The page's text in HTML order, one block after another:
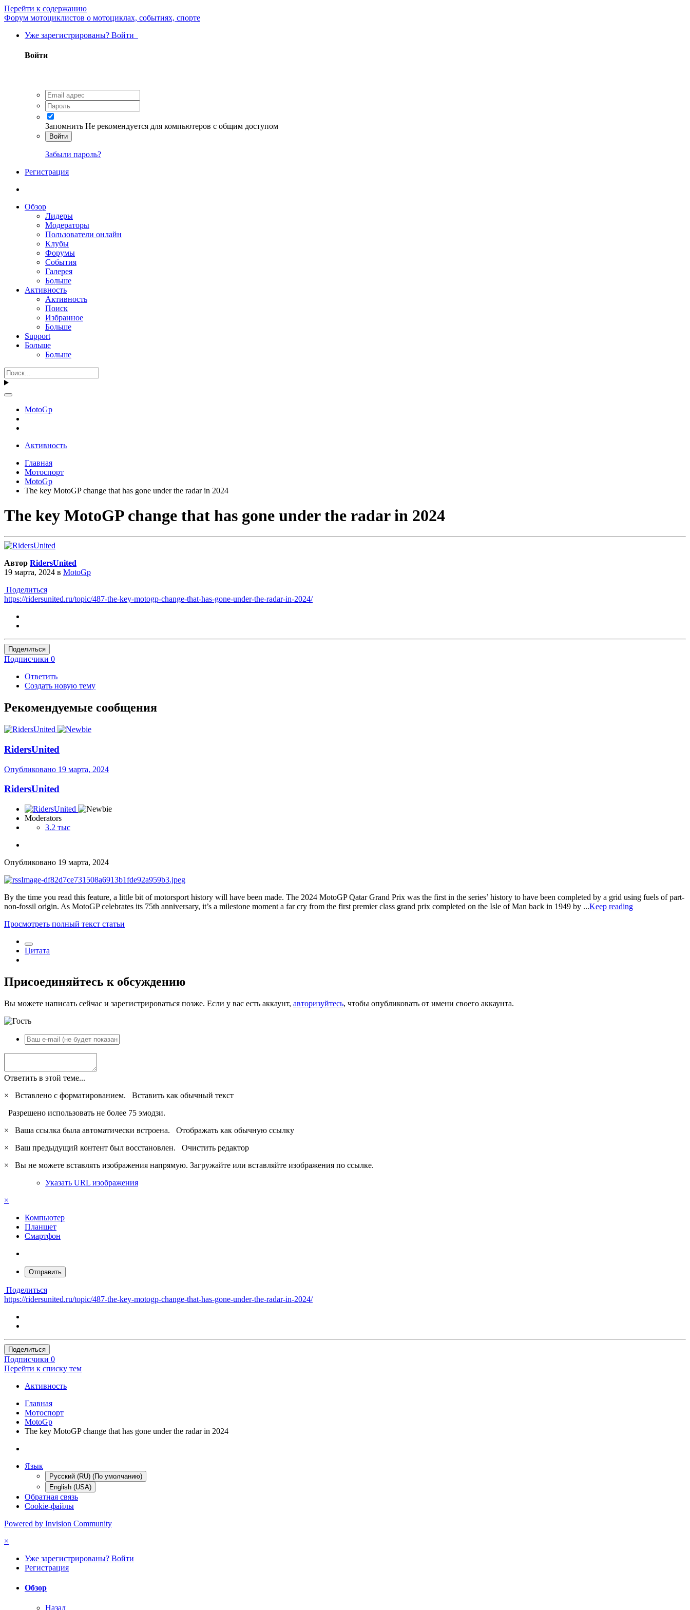
Перейти к содержанию
Форум мотоциклистов о мотоциклах, событиях, спорте
Уже зарегистрированы? Войти
Войти
Запомнить Не рекомендуется для компьютеров с общим доступом
Войти
Забыли пароль?
Регистрация
Обзор
Лидеры
Модераторы
Пользователи онлайн
Клубы
Форумы
События
Галерея
Больше
Активность
Активность
Поиск
Избранное
Больше
Support
Больше
Больше
MotoGp
Активность
Главная
Мотоспорт
MotoGp
The key MotoGP change that has gone under the radar in 2024
The key MotoGP change that has gone under the radar in 2024
Автор RidersUnited
19 марта, 2024 в MotoGp
Поделиться
https://ridersunited.ru/topic/487-the-key-motogp-change-that-has-gone-under-the-radar-in-2024/
Поделиться
Подписчики 0
Ответить
Создать новую тему
Рекомендуемые сообщения
RidersUnited
Опубликовано 19 марта, 2024
RidersUnited
Moderators
3.2 тыс
Опубликовано 19 марта, 2024
By the time you read this feature, a little bit of motorsport history will have been made. The 2024 MotoGP Qatar Grand Prix was the first in the series’ history to have been completed by a grid using fuels of part-
non-fossil origin. As MotoGP celebrates its 75th anniversary, it’s a milestone moment a far cry from the first premier class grand prix completed on the Isle of Man back in 1949 by ...Keep reading
Просмотреть полный текст статьи
Цитата
Присоединяйтесь к обсуждению
Вы можете написать сейчас и зарегистрироваться позже. Если у вас есть аккаунт, авторизуйтесь, чтобы опубликовать от имени своего аккаунта.
Ответить в этой теме...
×
Вставлено с форматированием. Вставить как обычный текст
Разрешено использовать не более 75 эмодзи.
×
Ваша ссылка была автоматически встроена. Отображать как обычную ссылку
×
Ваш предыдущий контент был восстановлен. Очистить редактор
×
Вы не можете вставлять изображения напрямую. Загружайте или вставляйте изображения по ссылке.
Указать URL изображения
×
Компьютер
Планшет
Смартфон
Отправить
Поделиться
https://ridersunited.ru/topic/487-the-key-motogp-change-that-has-gone-under-the-radar-in-2024/
Поделиться
Подписчики 0
Перейти к списку тем
Активность
Главная
Мотоспорт
MotoGp
The key MotoGP change that has gone under the radar in 2024
Язык
Русский (RU) (По умолчанию)
English (USA)
Обратная связь
Cookie-файлы
Powered by Invision Community
×
Уже зарегистрированы? Войти
Регистрация
Обзор
Назад